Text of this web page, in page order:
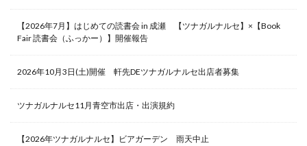
【2026年7月】はじめての読書会 in 成瀬 【ツナガルナルセ】×【Book
Fair 読書会（ふっかー）】開催報告
2026年10月3日(土)開催 軒先DEツナガルナルセ出店者募集
ツナガルナルセ11月青空市出店・出演規約
【2026年ツナガルナルセ】ビアガーデン 雨天中止